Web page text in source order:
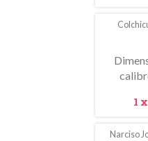
1 x
Narciso